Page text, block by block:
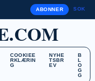
ABONNER SOK
COOKIEE
RKLÆRIN
G
NYHE
TSBR
EV
B
L
O
G
G